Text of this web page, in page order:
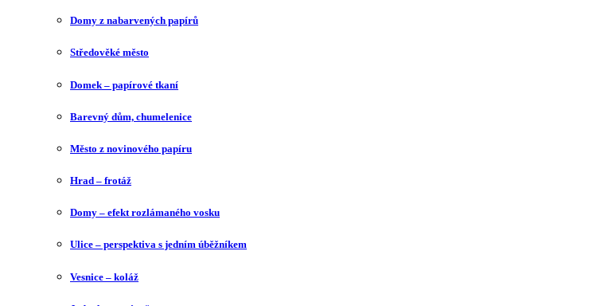
Domy z nabarvených papírů
Středověké město
Domek – papírové tkaní
Barevný dům, chumelenice
Město z novinového papíru
Hrad – frotáž
Domy – efekt rozlámaného vosku
Ulice – perspektiva s jedním úběžníkem
Vesnice – koláž